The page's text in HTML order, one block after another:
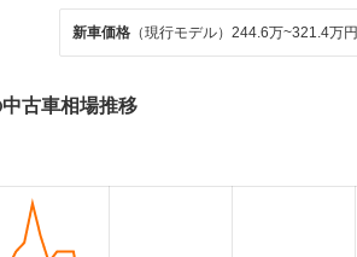
新車価格 （現行モデル） 244.6万~321.4万円
古車相場推移